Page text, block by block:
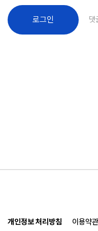
로그인 댓
개인정보 처리방침 이용약관